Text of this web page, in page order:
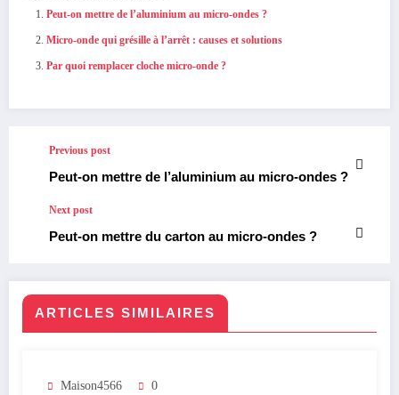
Peut-on mettre de l’aluminium au micro-ondes ?
Micro-onde qui grésille à l’arrêt : causes et solutions
Par quoi remplacer cloche micro-onde ?
Previous post
Peut-on mettre de l’aluminium au micro-ondes ?
Next post
Peut-on mettre du carton au micro-ondes ?
ARTICLES SIMILAIRES
Maison4566 0